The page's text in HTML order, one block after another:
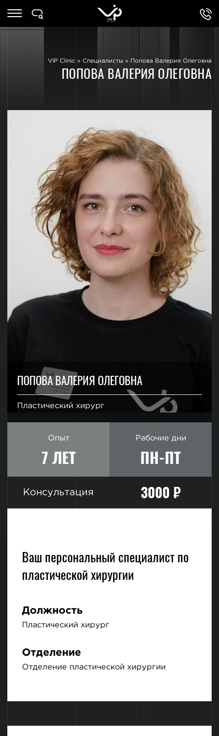
VIP Clinic » Специалисты » Попова Валерия Олеговна
ПОПОВА ВАЛЕРИЯ ОЛЕГОВНА
ПОПОВА ВАЛЕРИЯ ОЛЕГОВНА
Пластический хирург
Опыт
7 ЛЕТ
Рабочие дни
ПН-ПТ
Консультация 3000 ₽
Ваш персональный специалист по
пластической хирургии
Должность
Пластический хирург
Отделение
Отделение пластической хирургии